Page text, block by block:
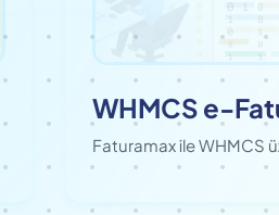
WHMCS e-
Faturamax ile WHMCS